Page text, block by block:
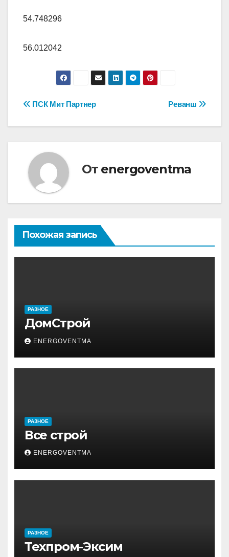
54.748296
56.012042
Навигация
по
записям
Реванш
ПСК Мит Партнер
От energoventma
Похожая запись
РАЗНОЕ
ДомСтрой
ENERGOVENTMA
РАЗНОЕ
Все строй
ENERGOVENTMA
РАЗНОЕ
Техпром-Эксим